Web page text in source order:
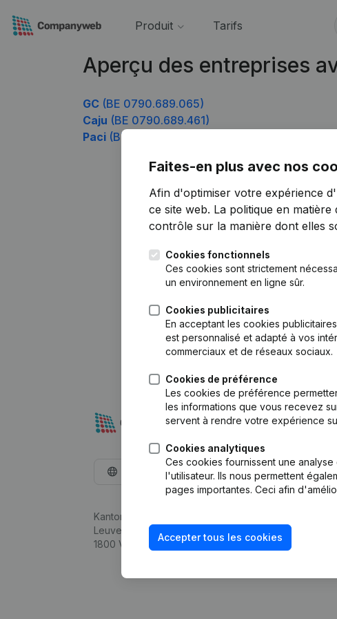
Produit Tarifs
Aperçu des entreprises
GC (BE 0790.689.065)
Caju (BE 0790.689.461)
Paci (BE 0790.689.857)
Faites-en plus avec nos
Afin d'optimiser votre expérience
ce site web. La politique en matière
contrôle sur la manière dont elles
Cookies fonctionnels
Ces cookies sont strictement
un environnement en ligne sûr.
Cookies publicitaires
En acceptant les cookies
est personnalisé et adapté à vos
commerciaux et de réseaux sociaux.
Cookies de préférence
Les cookies de préférence
les informations que vous recevez
servent à rendre votre expérience
Cookies analytiques
Ces cookies fournissent une
l'utilisateur. Ils nous permettent
pages importantes. Ceci afin
Accepter tous les cookies
Français
Kantorenpark Everest
Leuvensesteenweg 248D,
1800 Vilvoorde